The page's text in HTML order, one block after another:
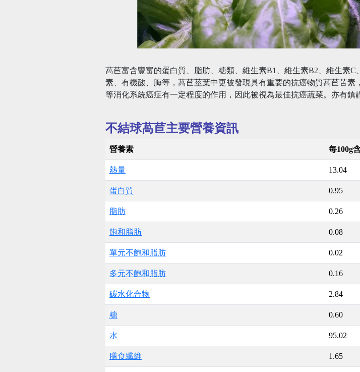
萵苣富含豐富的蛋白質、脂肪、糖類、維生素B1、維生素B2、維生素
素、有機酸、脢等，萵苣莖葉中更被發現具有重要的抗癌物質萵苣苦
等消化系統癌症有一定程度的作用，因此被視為最佳抗癌蔬菜。亦有鎮
不結球萵苣主要營養資訊
營養素 每100g
熱量 13.04
蛋白質 0.95
脂肪 0.26
飽和脂肪 0.08
單元不飽和脂肪 0.02
多元不飽和脂肪 0.16
碳水化合物 2.84
糖 0.60
水 95.02
膳食纖維 1.65